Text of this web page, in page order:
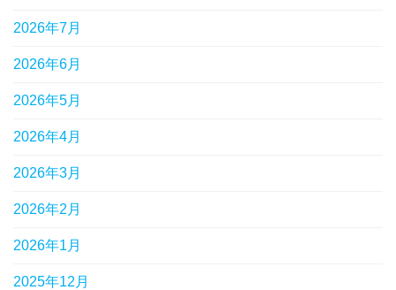
2026年7月
2026年6月
2026年5月
2026年4月
2026年3月
2026年2月
2026年1月
2025年12月